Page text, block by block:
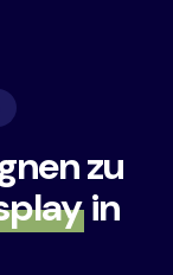
zu
in